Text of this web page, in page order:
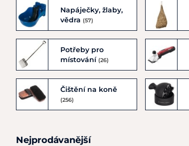
Napáječky, žlaby,
vědra (57)
Potřeby pro
místování (26)
Čištění na koně
(256)
Nejprodávanější